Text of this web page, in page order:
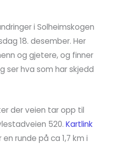
i Solheimskogen
18. desember. Her
og gjetere, og finner
ser hva som har skjedd
der veien tar opp til
520. Kartlink
en runde på ca 1,7 km i